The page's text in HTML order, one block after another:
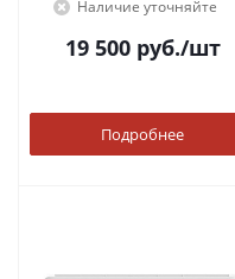
Наличие уточняйте
19 500руб./шт
Подробнее